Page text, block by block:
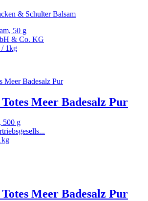
50 g
& Co. KG
/ 1kg
Meer Badesalz Pur
500 g
Meer Badesalz Pur